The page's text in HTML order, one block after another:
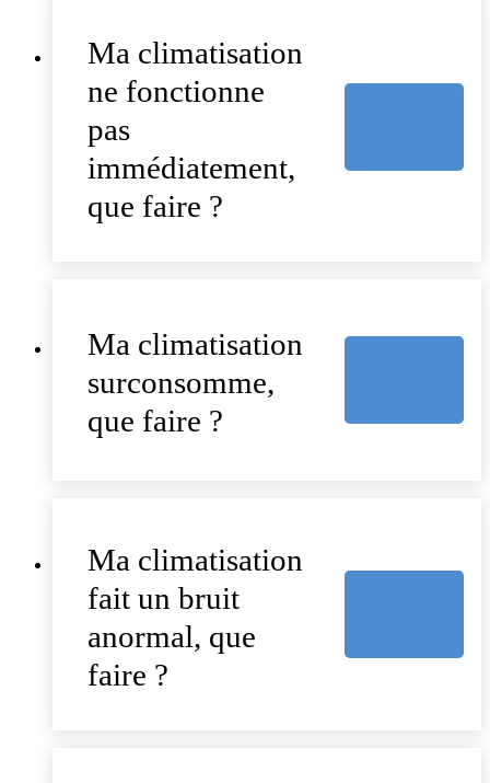
Ma climatisation
ne fonctionne
pas
immédiatement,
que faire ?
Ma climatisation
surconsomme,
que faire ?
Ma climatisation
fait un bruit
anormal, que
faire ?